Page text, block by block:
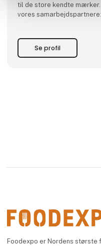
til de store kendte
vores samarbejdspartnere:
-Bruger lokale råvarer og
-Laver produkter, der er i
Se profil
Foodexpo er Nordens